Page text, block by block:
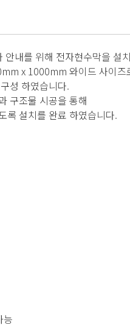
내를 위해 전자현수막을 설
x 1000mm 와이드 사이즈
성 하였습니다.
구조물 시공을 통해
록 설치를 완료 하였습니다.
능